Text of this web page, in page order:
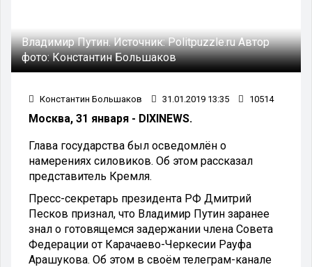
Владимир Путин.Источник:Politpuzzle.ruАвтор
фото:Константин Большаков
Константин Большаков 31.01.2019 13:35 10514
Москва, 31 января - DIXINEWS.
Глава государства был осведомлён о
намерениях силовиков. Об этом рассказал
представитель Кремля.
Пресс-секретарь президента РФ Дмитрий
Песков признал, что Владимир Путин заранее
знал о готовящемся задержании члена Совета
Федерации от Карачаево-Черкесии Рауфа
Арашукова. Об этом в своём телеграм-канале